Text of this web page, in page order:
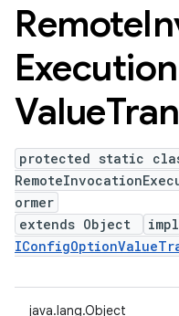
Remote
Execution
Value
protected static
ormer
extends Object
java.lang.Object